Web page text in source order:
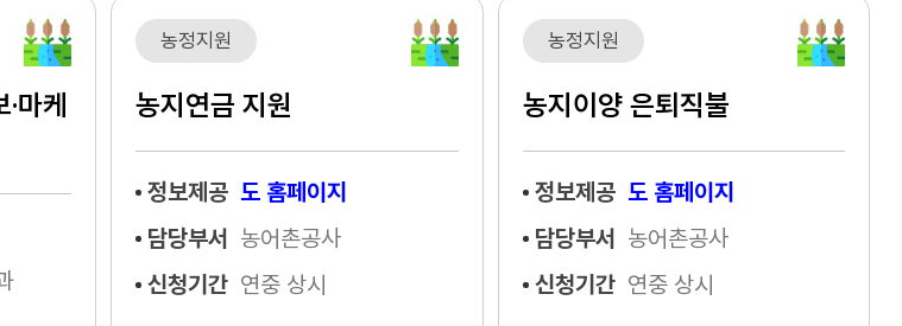
마케
농정지원
농지연금 지원
정보제공 도 홈페이지
담당부서 농어촌공사
신청기간 연중 상시
농정지원
농지이양 은퇴직불
정보제공 도 홈페이지
담당부서 농어촌공사
신청기간 연중 상시